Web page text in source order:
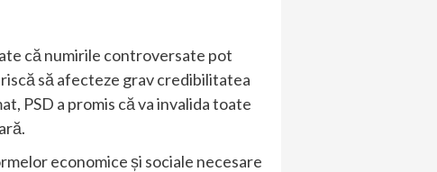
că numirile controversate pot
să afecteze grav credibilitatea
PSD a promis că va invalida toate
economice și sociale necesare